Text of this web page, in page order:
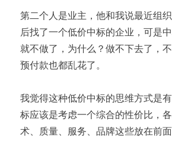
第二个人是业主，他和我说最近组
后找了一个低价中标的企业，可是
就不做了，为什么？做不下去了，
预付款也都乱花了。
我觉得这种低价中标的思维方式是
标应该是考虑一个综合的性价比，
术、质量、服务、品牌这些放在前